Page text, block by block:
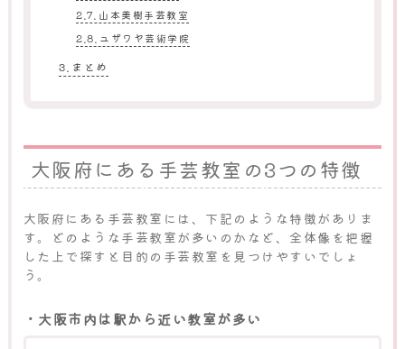
山本美樹手芸教室
ユザワヤ芸術学院
まとめ
大阪府にある手芸教室の3つの特徴
大阪府にある手芸教室には、下記のような特徴がありま
す。どのような手芸教室が多いのかなど、全体像を把握
した上で探すと目的の手芸教室を見つけやすいでしょ
う。
・大阪市内は駅から近い教室が多い